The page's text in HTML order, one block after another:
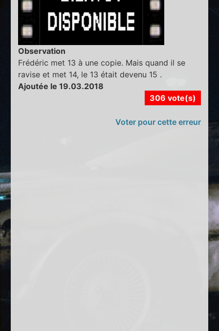
Observation
Frédéric met 13 à une copie. Mais quand il se
ravise et met 14, le 13 était devenu 15 .
Ajoutée le 19.03.2018
306 vote(s)
Voter pour cette erreur